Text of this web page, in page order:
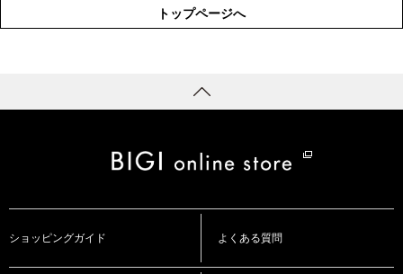
トップページへ
ショッピングガイド よくある質問